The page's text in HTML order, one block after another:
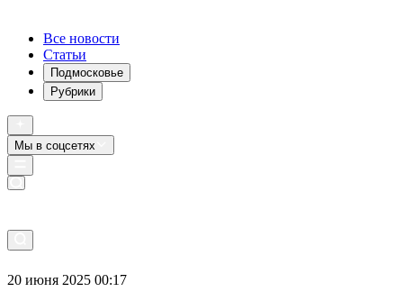
Все новости
Статьи
Подмосковье
Рубрики
Мы в соцсетях
20 июня 2025 00:17